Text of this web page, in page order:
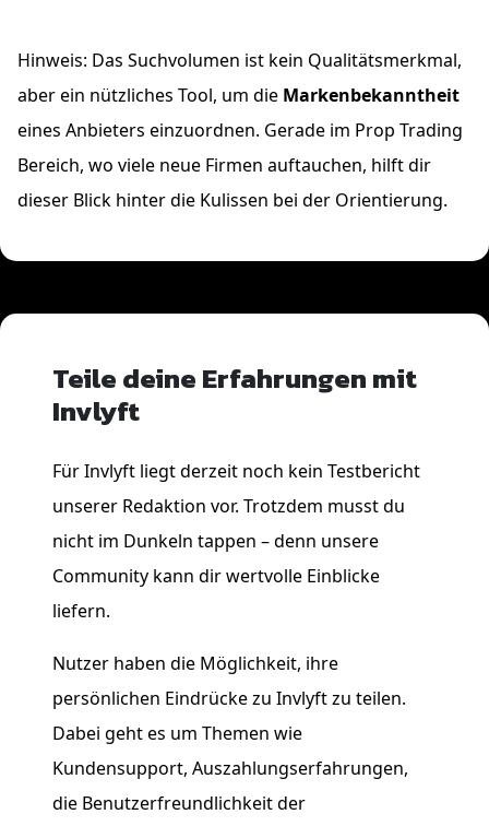
Hinweis: Das Suchvolumen ist kein Qualitätsmerkmal,
aber ein nützliches Tool, um die Markenbekanntheit
eines Anbieters einzuordnen. Gerade im Prop Trading
Bereich, wo viele neue Firmen auftauchen, hilft dir
dieser Blick hinter die Kulissen bei der Orientierung.
Teile deine Erfahrungen mit
Invlyft
Für Invlyft liegt derzeit noch kein Testbericht
unserer Redaktion vor. Trotzdem musst du
nicht im Dunkeln tappen – denn unsere
Community kann dir wertvolle Einblicke
liefern.
Nutzer haben die Möglichkeit, ihre
persönlichen Eindrücke zu Invlyft zu teilen.
Dabei geht es um Themen wie
Kundensupport, Auszahlungserfahrungen,
die Benutzerfreundlichkeit der